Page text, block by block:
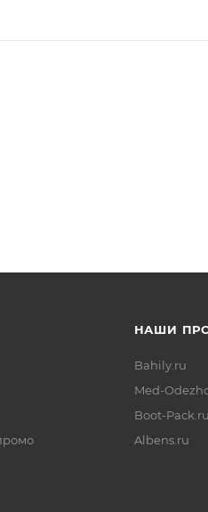
НАШИ
Bahily.ru
Med-
Boot-Pack.ru
Albens.ru